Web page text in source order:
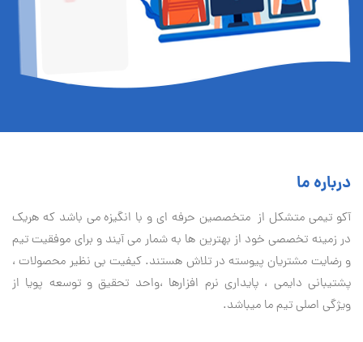
درباره ما
آكو تيمی متشکل از متخصصین حرفه ای و با انگیزه می باشد که هریک
در زمینه تخصصی خود از بهترین ها به شمار می آیند و برای موفقیت تيم
و رضایت مشتریان پیوسته در تلاش هستند. کیفیت بی نظير محصولات ،
پشتیبانی دايمی ، پایداری نرم افزارها ،واحد تحقیق و توسعه پویا از
ویژگی اصلی تیم ما میباشد.